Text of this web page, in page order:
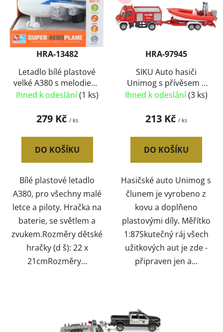
u
kp
HRA-13482
Letadlo bílé plastové
velké A380 s melodiemi
na baterie Světlo Zvuk
Ihned k odeslání(1 ks)
279 Kč / ks
DO KOŠÍKU
Bílé plastové letadlo
A380, pro všechny malé
letce a piloty. Hračka na
baterie, se světlem a
zvukem.Rozměry dětské
hračky (d š): 22 x
21cmRozměry...
HRA-97945
SIKU Auto hasiči
Unimog s přívěsem s
člunem 1:87 kovové
Ihned k odeslání(3 ks)
213 Kč / ks
DO KOŠÍKU
Hasičské auto Unimog s
člunem je vyrobeno z
kovu a doplňeno
plastovými díly. Měřítko
1:87Skutečný ráj všech
užitkových aut je zde -
připraven jen a...